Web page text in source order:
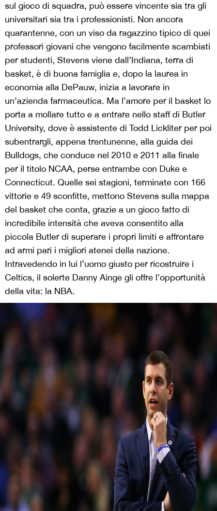
sul gioco di squadra, può essere vincente sia tra gli
universitari sia tra i professionisti. Non ancora
quarantenne, con un viso da ragazzino tipico di quei
professori giovani che vengono facilmente scambiati
per studenti, Stevens viene dall’Indiana, terra di
basket, è di buona famiglia e, dopo la laurea in
economia alla DePauw, inizia a lavorare in
un’azienda farmaceutica. Ma l’amore per il basket lo
porta a mollare tutto e a entrare nello staff di Butler
University, dove è assistente di Todd Lickliter per poi
subentrargli, appena trentunenne, alla guida dei
Bulldogs, che conduce nel 2010 e 2011 alla finale
per il titolo NCAA, perse entrambe con Duke e
Connecticut. Quelle sei stagioni, terminate con 166
vittorie e 49 sconfitte, mettono Stevens sulla mappa
del basket che conta, grazie a un gioco fatto di
incredibile intensità che aveva consentito alla
piccola Butler di superare i propri limiti e affrontare
ad armi pari i migliori atenei della nazione.
Intravedendo in lui l’uomo giusto per ricostruire i
Celtics, il solerte Danny Ainge gli offre l’opportunità
della vita: la NBA.